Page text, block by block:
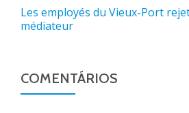
Les employés du Vieux-Port
médiateur
COMENTÁRIOS